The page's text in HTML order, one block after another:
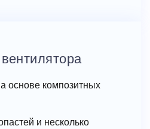
основе композитных
и несколько